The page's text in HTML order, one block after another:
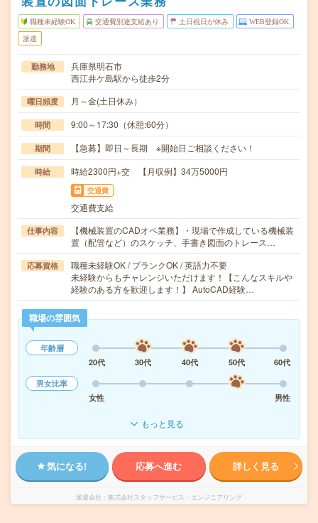
職種未経験OK 交通費別途支給あり 土日祝日が休み WEB登録OK
派遣
勤務地
兵庫県明石市
西江井ケ島駅から徒歩2分
曜日頻度 月～金(土日休み）
時間 9:00～17:30（休憩:60分）
期間 【急募】即日～長期 ※開始日ご相談ください！
時給 時給2300円+交 【月収例】34万5000円
交通費
交通費支給
仕事内容
【機械装置のCADオペ業務】・現場で作成している機械装
置（配管など）のスケッチ、手書き図面のトレース…
応募資格
職種未経験OK / ブランクOK / 英語力不要
未経験からもチャレンジいただけます！【こんなスキルや
経験のある方を歓迎します！】 AutoCAD経験…
職場の雰囲気
年齢層
20代
30代 40代 50代
60代
男女比率
女性
男性
もっと見る
気になる! 応募へ進む 詳しく見る
派遣会社 株式会社スタッフサービス・エンジニアリング